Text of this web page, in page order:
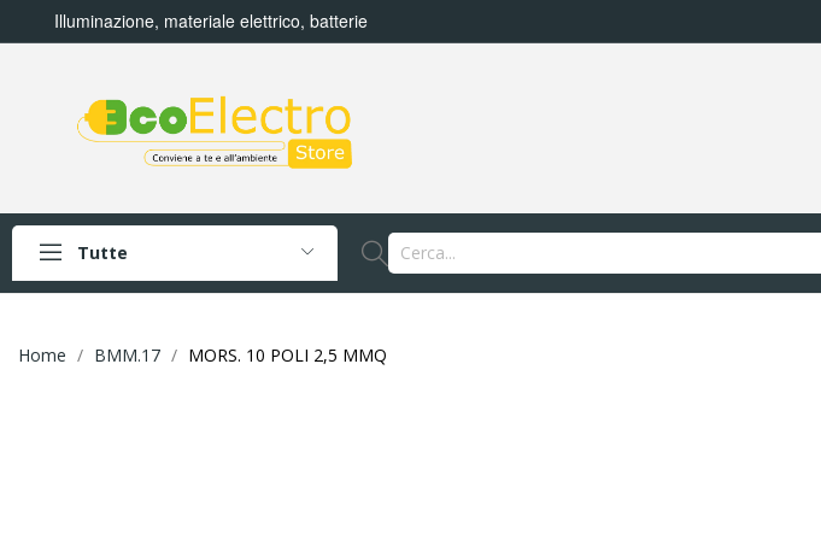
Illuminazione, materiale elettrico, batterie
Tutte
Home BMM.17 MORS. 10 POLI 2,5 MMQ